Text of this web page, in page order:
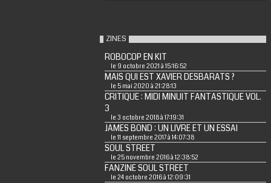
ZINES
ROBOCOP EN KIT
le 9 octobre 2021 à 15:16:52
MAIS QUI EST XAVIER DESBARATS ?
le 5 mai 2020 à 21:28:13
CRITIQUE : MIDI MINUIT FANTASTIQUE VOL.
3
le 3 octobre 2018 à 17:19:31
JAMES BOND : UN LIVRE ET UN ESSAI
le 11 septembre 2017 à 14:07:38
SOUL STREET
le 25 novembre 2016 à 12:38:52
FANZINE SOUL STREET
le 24 octobre 2016 à 12:09:31